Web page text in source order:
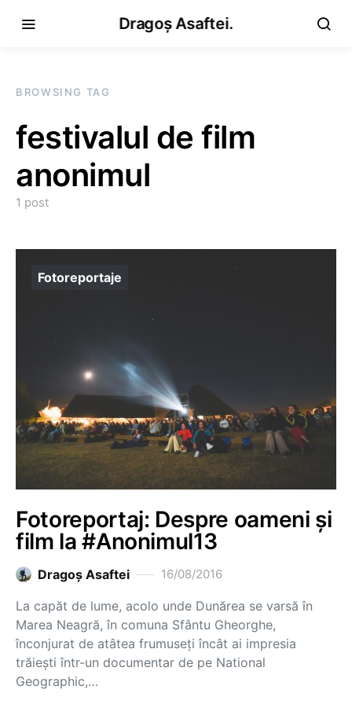
Dragoș Asaftei.
BROWSING TAG
festivalul de film
anonimul
1 post
Fotoreportaje
Fotoreportaj: Despre oameni și
film la #Anonimul13
Dragoş Asaftei 16/08/2016
La capăt de lume, acolo unde Dunărea se varsă în
Marea Neagră, în comuna Sfântu Gheorghe,
înconjurat de atâtea frumuseți încât ai impresia
trăiești într-un documentar de pe National
Geographic,…